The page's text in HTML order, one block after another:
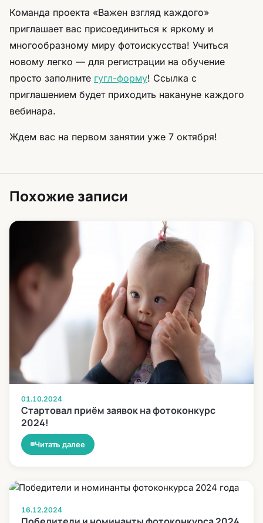
Команда проекта «Важен взгляд каждого»
приглашает вас присоединиться к яркому и
многообразному миру фотоискусства! Учиться
новому легко — для регистрации на обучение
просто заполните гугл-форму! Ссылка с
приглашением будет приходить накануне каждого
вебинара.
Ждем вас на первом занятии уже 7 октября!
Похожие записи
01.10.2024
Стартовал приём заявок на фотоконкурс
2024!
Читать далее
16.12.2024